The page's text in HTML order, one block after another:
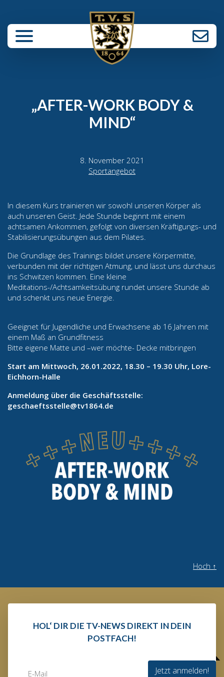
schließen
„AFTER-WORK BODY &
MIND“
8. November 2021
Sportangebot
In diesem Kurs trainieren wir sowohl unseren Körper als
auch unseren Geist. Jede Stunde beginnt mit einem
achtsamen Ankommen, gefolgt von diversen Kräftigungs- und
Stabilisierungsübungen aus dem Pilates.
Die Grundlage des Trainings bildet unsere Körpermitte,
verbunden mit der richtigen Atmung, und lässt uns durchaus
ins Schwitzen kommen. Eine kleine
Meditations-/Achtsamkeitsübung rundet unsere Stunde ab
und schenkt uns neue Energie.
Geeignet für Jugendliche und Erwachsene ab 16 Jahren mit
einem Maß an Grundfitness
Bitte eigene Matte und –wer möchte- Decke mitbringen
Start am Mittwoch, 26.01.2022, 18.30 – 19.30 Uhr, Lore-
Eichhorn-Halle
Anmeldung über die Geschäftsstelle:
geschaeftsstelle@tv1864.de
Hoch ↑
HOL‘ DIR DIE TV-NEWS DIREKT IN DEIN
POSTFACH!
Jetzt anmelden!